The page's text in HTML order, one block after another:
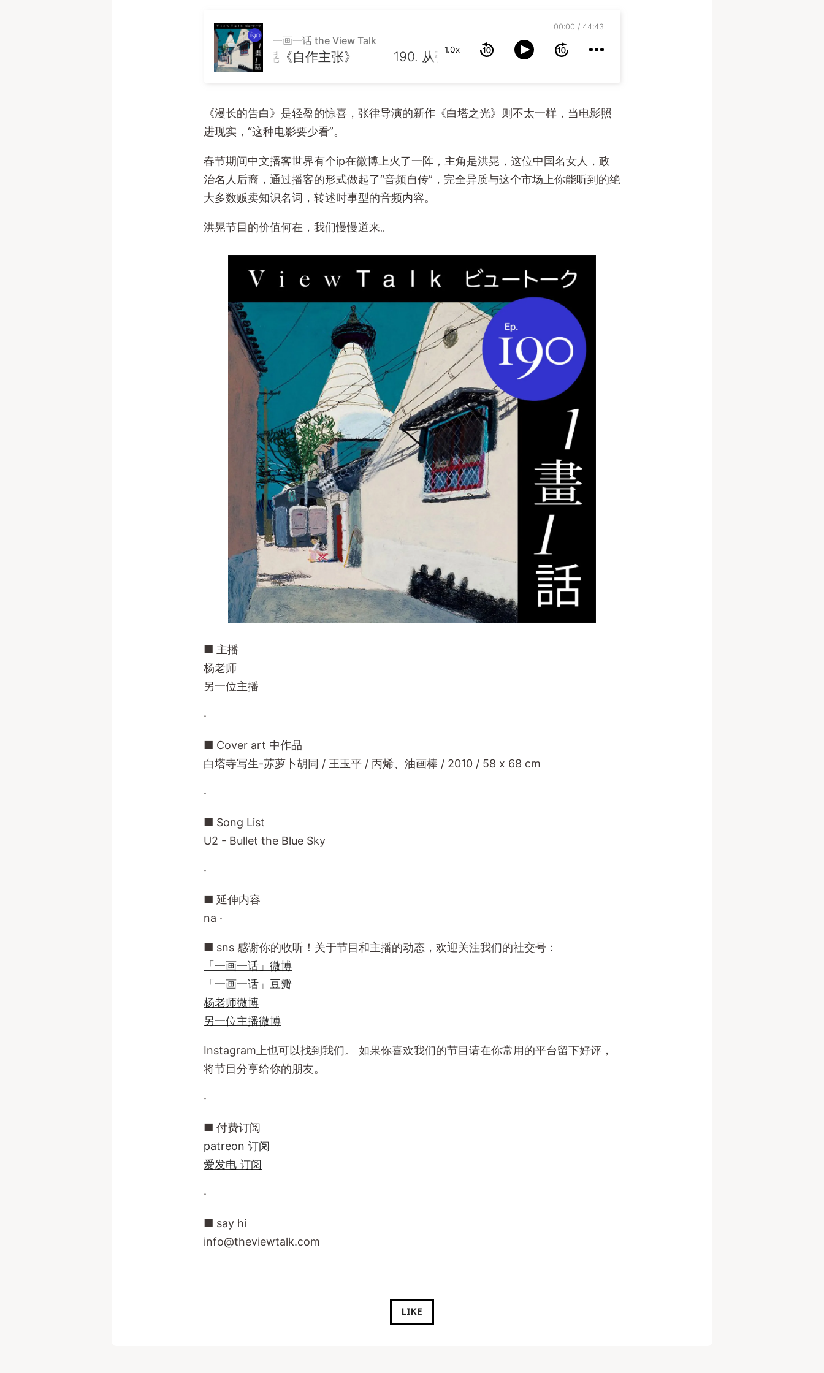
一画一话 the View Talk
190. 从张律《白塔之光》到洪晃《自作主张》 1.0x
00:00 44:43
《漫长的告白》是轻盈的惊喜，张律导演的新作《白塔之光》则不太一样，当电影照
进现实，“这种电影要少看”。
春节期间中文播客世界有个ip在微博上火了一阵，主角是洪晃，这位中国名女人，政
治名人后裔，通过播客的形式做起了“音频自传”，完全异质与这个市场上你能听到的绝
大多数贩卖知识名词，转述时事型的音频内容。
洪晃节目的价值何在，我们慢慢道来。
■ 主播
杨老师
另一位主播
·
■ Cover art 中作品
白塔寺写生-苏萝卜胡同 / 王玉平 / 丙烯、油画棒 / 2010 / 58 x 68 cm
·
■ Song List
U2 - Bullet the Blue Sky
·
■ 延伸内容
na ·
■ sns 感谢你的收听！关于节目和主播的动态，欢迎关注我们的社交号：
「一画一话」微博
「一画一话」豆瓣
杨老师微博
另一位主播微博
Instagram上也可以找到我们。 如果你喜欢我们的节目请在你常用的平台留下好评，
将节目分享给你的朋友。
·
■ 付费订阅
patreon 订阅
爱发电 订阅
·
■ say hi
info@theviewtalk.com
LIKE